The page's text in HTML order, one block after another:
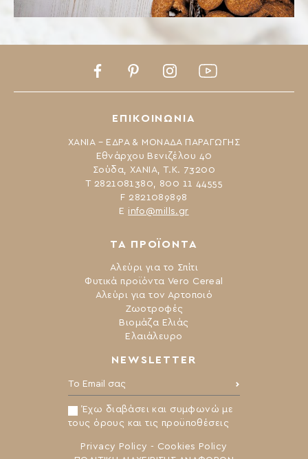
NEWSLETTER
Το Email σας:
Έχω διαβάσει και συμφωνώ με
τους όρους και τις προϋποθέσεις
Privacy Policy - Cookies Policy
ΤΑ ΠΡΟΪΟΝΤΑ
Αλεύρι για το Σπίτι
Φυτικά προϊόντα Vero Cereal
Αλεύρι για τον Αρτοποιό
Ζωοτροφές
Βιομάζα Ελιάς
Ελαιάλευρο
ΕΠΙΚΟΙΝΩΝΙΑ
ΧΑΝΙΑ – ΕΔΡΑ & ΜΟΝΑΔΑ ΠΑΡΑΓΩΓΗΣ
Εθνάρχου Βενιζέλου 40
Σούδα, ΧΑΝΙΑ, Τ.Κ. 73200
Τ 2821081380, 800 11 44555
F 2821089898
Ε info@mills.gr
FacebookPinterestInstagramYoutube